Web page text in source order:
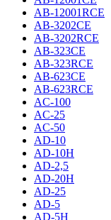
AB-12001RCE
AB-3202CE
AB-3202RCE
AB-323CE
AB-323RCE
AB-623CE
AB-623RCE
AC-100
AC-25
AC-50
AD-10
AD-10H
AD-2,5
AD-20H
AD-25
AD-5
AD-5H